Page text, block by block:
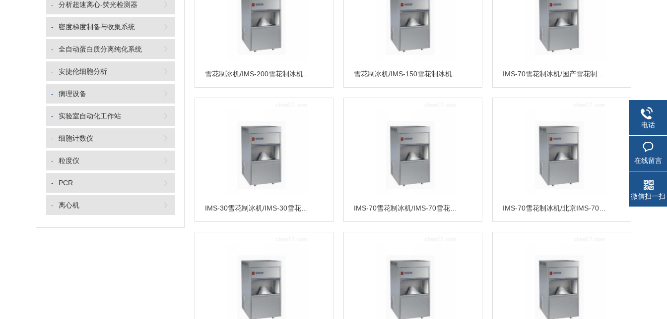
- 分析超速离心-荧光检测器
- 密度梯度制备与收集系统
- 全自动蛋白质分离纯化系统
- 安捷伦细胞分析
- 病理设备
- 实验室自动化工作站
- 细胞计数仪
- 粒度仪
- PCR
- 离心机
电话
在线留言
微信扫一扫